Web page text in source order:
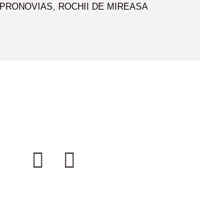
PRONOVIAS ROCHII DE MIREASA